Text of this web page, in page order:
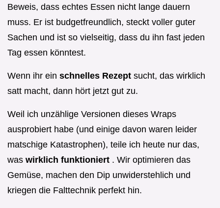
Beweis, dass echtes Essen nicht lange dauern
muss. Er ist budgetfreundlich, steckt voller guter
Sachen und ist so vielseitig, dass du ihn fast jeden
Tag essen könntest.
Wenn ihr ein schnelles Rezept sucht, das wirklich
satt macht, dann hört jetzt gut zu.
Weil ich unzählige Versionen dieses Wraps
ausprobiert habe (und einige davon waren leider
matschige Katastrophen), teile ich heute nur das,
was wirklich funktioniert . Wir optimieren das
Gemüse, machen den Dip unwiderstehlich und
kriegen die Falttechnik perfekt hin.